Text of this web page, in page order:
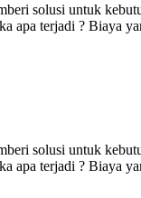
solusi untuk
apa terjadi ? Biaya
solusi untuk
apa terjadi ? Biaya